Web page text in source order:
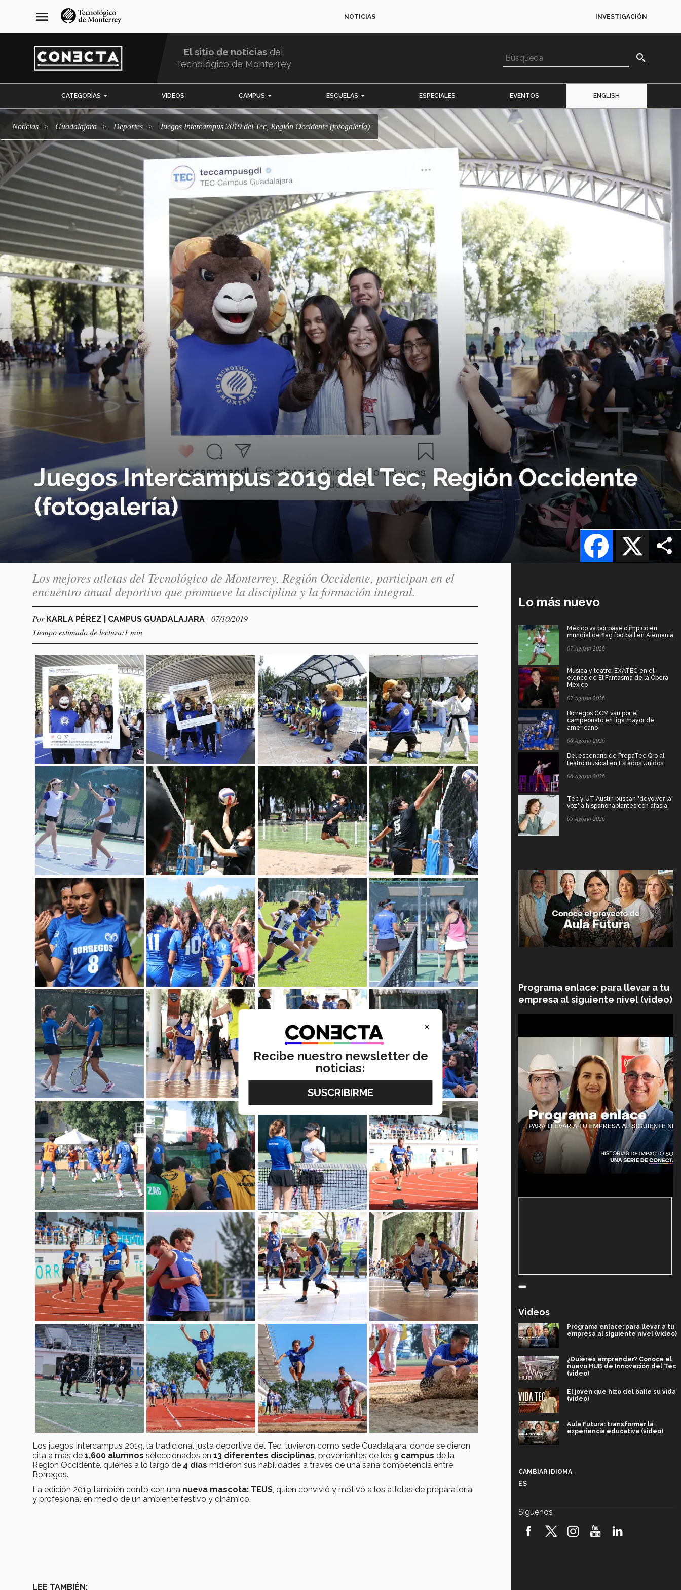
navegación
principal
menu NOTICIAS INVESTIGACIÓN
El sitio de noticias del
Tecnológico de Monterrey
search
CATEGORÍAS VIDEOS CAMPUS ESCUELAS ESPECIALES EVENTOS ENGLISH
Noticias Guadalajara deportes Juegos Intercampus 2019 del Tec, Región Occidente (fotogalería)
Juegos Intercampus 2019 del Tec, Región Occidente
(fotogalería)
X
Facebook
Los mejores atletas del Tecnológico de Monterrey, Región Occidente, participan en el
encuentro anual deportivo que promueve la disciplina y la formación integral.
Por KARLA PÉREZ | CAMPUS GUADALAJARA - 07/10/2019
Tiempo estimado de lectura:1 min
Los juegos Intercampus 2019, la tradicional justa deportiva del Tec, tuvieron como sede Guadalajara, donde se dieron
cita a más de 1,600 alumnos seleccionados en 13 diferentes disciplinas, provenientes de los 9 campus de la
Región Occidente, quienes a lo largo de 4 días midieron sus habilidades a través de una sana competencia entre
Borregos.
La edición 2019 también contó con una nueva mascota: TEUS, quien convivió y motivó a los atletas de preparatoria
y profesional en medio de un ambiente festivo y dinámico.
LEE TAMBIÉN:
Lo más nuevo
México va por pase olímpico en
mundial de flag football en Alemania
07 Agosto 2026
Música y teatro: EXATEC en el
elenco de El Fantasma de la Ópera
Mexico
07 Agosto 2026
Borregos CCM van por el
campeonato en liga mayor de
americano
06 Agosto 2026
Del escenario de PrepaTec Qro al
teatro musical en Estados Unidos
06 Agosto 2026
Tec y UT Austin buscan "devolver la
voz" a hispanohablantes con afasia
05 Agosto 2026
Programa enlace: para llevar a tu
empresa al siguiente nivel (video)
Videos
Programa enlace: para llevar a tu
empresa al siguiente nivel (video)
¿Quieres emprender? Conoce el
nuevo HUB de Innovación del Tec
(video)
El joven que hizo del baile su vida
(video)
Aula Futura: transformar la
experiencia educativa (video)
robótica FIRST 2026! (video)
CAMBIAR IDIOMA
ES
Síguenos
×
Recibe nuestro newsletter de
noticias: